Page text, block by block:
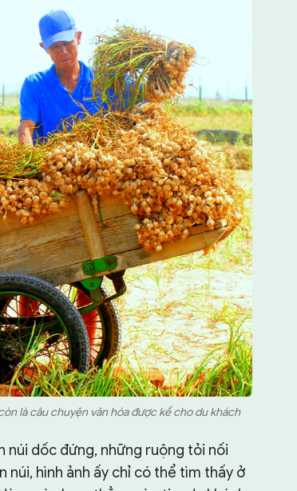
là câu chuyện văn hóa được kể cho du khách
dốc đứng, những ruộng tỏi nối
núi, hình ảnh ấy chỉ có thể tìm thấy ở